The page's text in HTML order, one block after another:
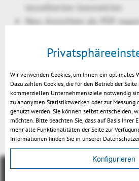
tessellierten Geometrien
Neu: Ansichten als PDF
und Auflösung (DPI)
Neu: Voreinstellungen:
benutzerdefinierte Tooltips
Zurück
Wir verwenden Cookies, um Ihnen ein optimales
Dazu zählen Cookies, die für den Betrieb der
kommerziellen Unternehmensziele notwendig
zu anonymen Statistikzwecken oder zur Messung
genutzt werden. Sie können selbst entscheiden,
möchten. Bitte beachten Sie, dass auf Basis
mehr alle Funktionalitäten der Seite zur
Informationen finden Sie in unserer
Konfigurieren